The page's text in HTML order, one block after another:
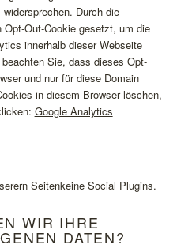
Durch die
Out-Cookie gesetzt, um die
innerhalb dieser Webseite
Sie, dass dieses Opt-
und nur für diese Domain
in diesem Browser löschen,
Google Analytics
Seitenkeine Social Plugins.
WIR IHRE
DATEN?